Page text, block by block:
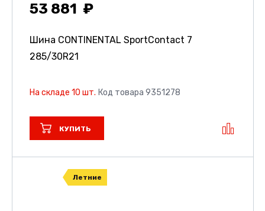
53 881
Шина CONTINENTAL SportContact 7
285/30R21
На складе 10 шт. Код товара 9351278
КУПИТЬ
Летние